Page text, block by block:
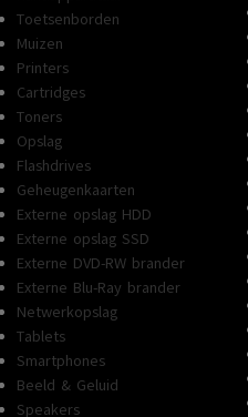
Toetsenborden
Muizen
Printers
Cartridges
Toners
Opslag
Flashdrives
Geheugenkaarten
Externe opslag HDD
Externe opslag SSD
Externe DVD-RW brander
Externe Blu-Ray brander
Netwerkopslag
Tablets
Smartphones
Beeld & Geluid
Speakers